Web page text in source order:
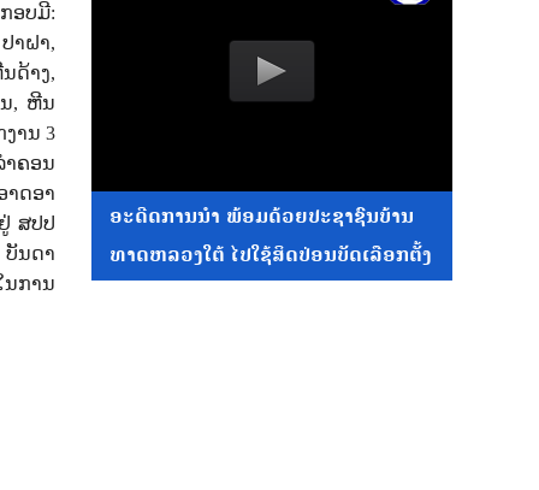
ອບມີ:
ປາຝາ,
ດ້າງ,
, ຫີນ
ງານ 3
າຄອນ
າດອາ
ສປປ
ນດາ
ການ
ອະດີດການນໍາ ພ້ອມດ້ວຍປະຊາຊົນບ້ານ
ທາດຫລວງໃຕ້ ໄປໃຊ້ສິດປ່ອນບັດເລືອກຕັ້ງ